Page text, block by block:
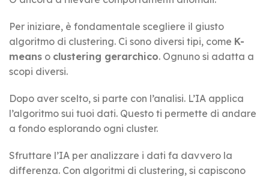
Per iniziare, è fondamentale scegliere il giusto
algoritmo di clustering. Ci sono diversi tipi, come K-
means o clustering gerarchico. Ognuno si adatta a
scopi diversi.
Dopo aver scelto, si parte con l’analisi. L’IA applica
l’algoritmo sui tuoi dati. Questo ti permette di andare
a fondo esplorando ogni cluster.
Sfruttare l’IA per analizzare i dati fa davvero la
differenza. Con algoritmi di clustering, si capiscono